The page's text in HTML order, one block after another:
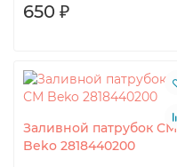
650 ₽
Заливной патрубок СМ
Beko 2818440200